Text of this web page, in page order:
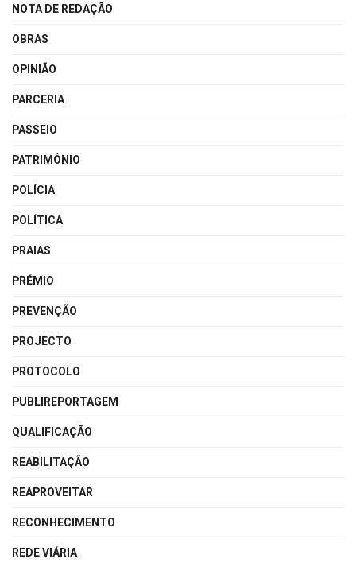
NOTA DE REDAÇÃO
OBRAS
OPINIÃO
PARCERIA
PASSEIO
PATRIMÓNIO
POLÍCIA
POLÍTICA
PRAIAS
PRÉMIO
PREVENÇÃO
PROJECTO
PROTOCOLO
PUBLIREPORTAGEM
QUALIFICAÇÃO
REABILITAÇÃO
REAPROVEITAR
RECONHECIMENTO
REDE VIÁRIA